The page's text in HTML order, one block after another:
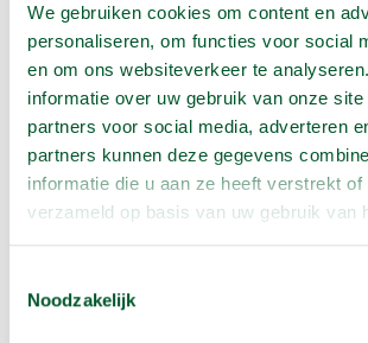
We gebruiken cookies om content en
personaliseren, om functies voor social
en om ons websiteverkeer te
informatie over uw gebruik van onze site
partners voor social media, adverteren
partners kunnen deze gegevens
informatie die u aan ze heeft verstrekt of
verzameld op basis van uw gebruik van
Noodzakelijk
Omschrijving
Verstelbare schraag in breedte en
het werken bij
Opties